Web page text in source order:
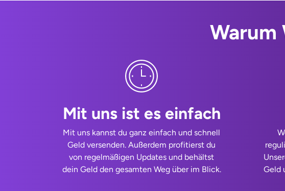
Warum
Mit uns ist es einfach
Mit uns kannst du ganz einfach und schnell
Geld versenden. Außerdem profitierst du
von regelmäßigen Updates und behältst
dein Geld den gesamten Weg über im Blick.
Geld